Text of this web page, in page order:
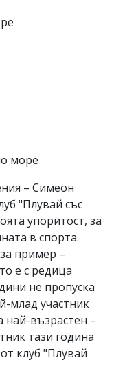
море
– Симеон
"Плувай със
упоритост, за
в спорта.
пример –
е с редица
не пропуска
млад участник
възрастен –
тази година
клуб "Плувай